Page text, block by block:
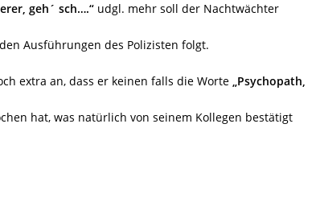
geh´ sch….“ udgl. mehr soll der Nachtwächter
Ausführungen des Polizisten folgt.
extra an, dass er keinen falls die Worte „Psychopath,
hat, was natürlich von seinem Kollegen bestätigt